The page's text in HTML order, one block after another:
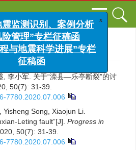
展>2020>50(7): 31-39.
7780.2020.07.006
, 李小军. 关于“滦县—乐亭断裂”的讨
50(7): 31-39.
7780.2020.07.006
Yisheng Song, Xiaojun Li.
Leting fault”[J]. Progress in
50(7): 31-39.
7780.2020.07.006
震监测识别、案例分析
险管理”专栏征稿函
程与地震科学进展”专栏
征稿函